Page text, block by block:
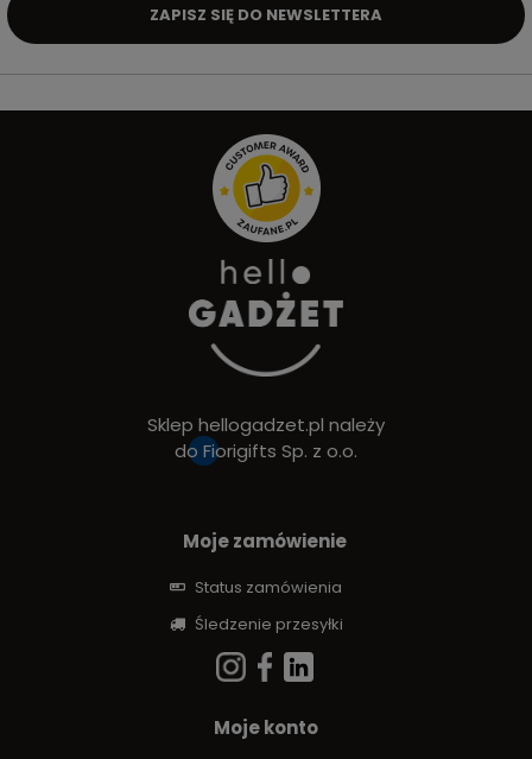
ZAPISZ SIĘ DO NEWSLETTERA
Sklep hellogadzet.pl należy
do Fiorigifts Sp. z o.o.
Moje zamówienie
Status zamówienia
Śledzenie przesyłki
Moje konto